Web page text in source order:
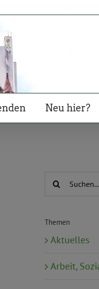
Neu hier?
Suche
Themen
Aktuelles
Arbeit,